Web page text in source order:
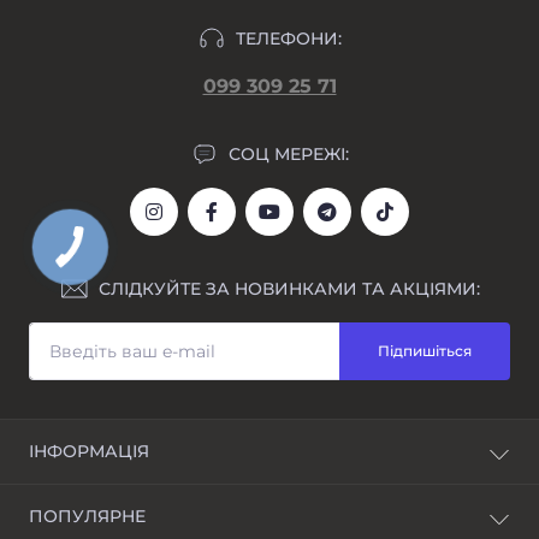
ТЕЛЕФОНИ:
099 309 25 71
СОЦ МЕРЕЖІ:
СЛІДКУЙТЕ ЗА НОВИНКАМИ ТА АКЦІЯМИ:
Підпишіться
ІНФОРМАЦІЯ
Awarder - бренд наручних годинників
ПОПУЛЯРНЕ